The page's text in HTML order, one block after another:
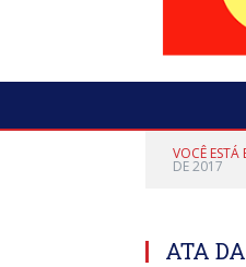
VOCÊ ESTÁ
DE 2017
ATA